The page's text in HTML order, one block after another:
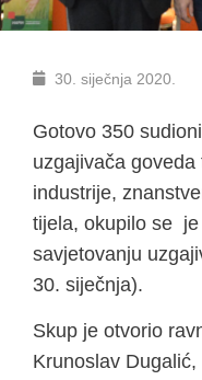
30. siječnja 2020.
Gotovo 350
uzgajivača
industrije,
tijela, okupilo se
savjetovanju
30. siječnja).
Skup je otvorio
Krunoslav